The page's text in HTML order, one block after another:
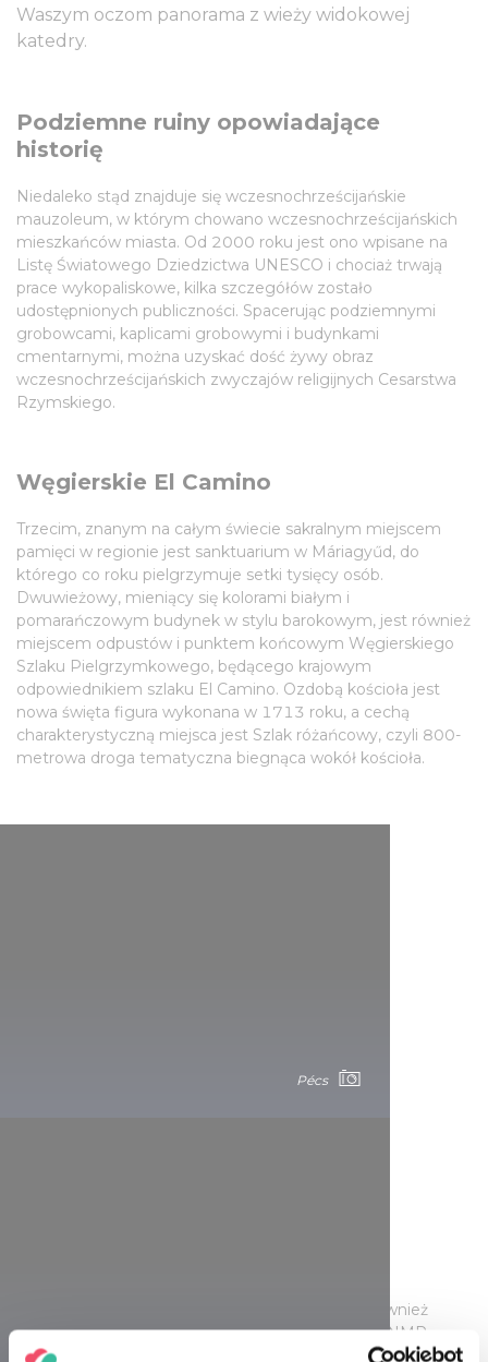
Waszym oczom panorama z wieży widokowej
katedry.
Podziemne ruiny opowiadające
historię
Niedaleko stąd znajduje się wczesnochrześcijańskie
mauzoleum, w którym chowano wczesnochrześcijańskich
mieszkańców miasta. Od 2000 roku jest ono wpisane na
Listę Światowego Dziedzictwa UNESCO i chociaż trwają
prace wykopaliskowe, kilka szczegółów zostało
udostępnionych publiczności. Spacerując podziemnymi
grobowcami, kaplicami grobowymi i budynkami
cmentarnymi, można uzyskać dość żywy obraz
wczesnochrześcijańskich zwyczajów religijnych Cesarstwa
Rzymskiego.
Węgierskie El Camino
Trzecim, znanym na całym świecie sakralnym miejscem
pamięci w regionie jest sanktuarium w Máriagyűd, do
którego co roku pielgrzymuje setki tysięcy osób.
Dwuwieżowy, mieniący się kolorami białym i
pomarańczowym budynek w stylu barokowym, jest również
miejscem odpustów i punktem końcowym Węgierskiego
Szlaku Pielgrzymkowego, będącego krajowym
odpowiednikiem szlaku El Camino. Ozdobą kościoła jest
nowa święta figura wykonana w 1713 roku, a cechą
charakterystyczną miejsca jest Szlak różańcowy, czyli 800-
metrowa droga tematyczna biegnąca wokół kościoła.
Pécs
Máriakéménd oddalone od Peczu o 25 km to również
miejsce kultu religijnego. Kościół Wniebowzięcia NMP
został przebudowany w stylu barokowym w połowie XVIII